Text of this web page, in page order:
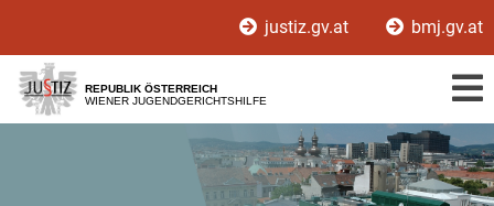
[1]
[2]
justiz.gv.at bmj.gv.at
REPUBLIK ÖSTERREICH
WIENER JUGENDGERICHTSHILFE